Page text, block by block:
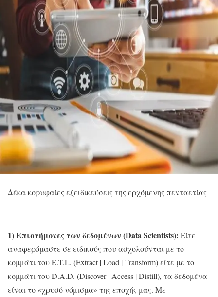
Δέκα κορυφαίες εξειδικεύσεις της ερχόμενης πενταετίας
1) Επιστήμονες των δεδομένων (Data Scientists): Είτε
αναφερόμαστε σε ειδικούς που ασχολούνται με το
κομμάτι του E.T.L. (Extract | Load | Transform) είτε με το
κομμάτι του D.A.D. (Discover | Access | Distill), τα δεδομένα
είναι το «χρυσό νόμισμα» της εποχής μας. Με